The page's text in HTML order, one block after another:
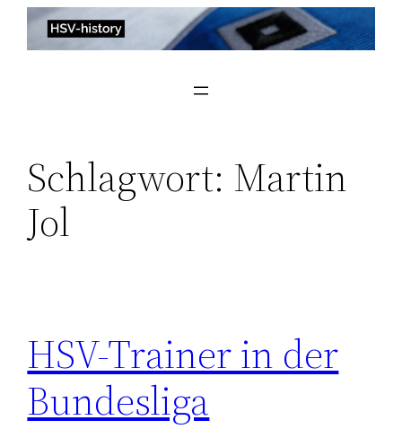
Zum
Inhalt
Schlagwort: Martin
Jol
HSV-Trainer in der
Bundesliga